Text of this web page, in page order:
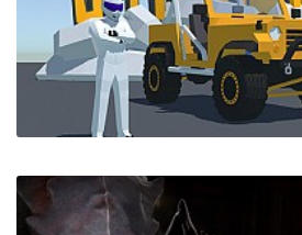
Costume Quest